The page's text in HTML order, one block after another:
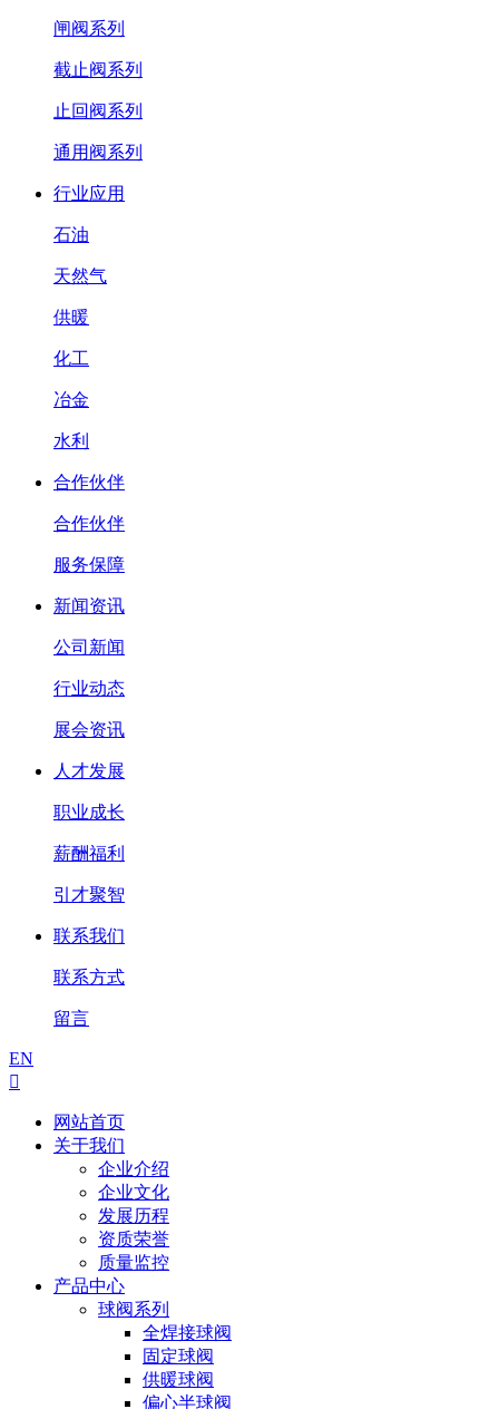
闸阀系列
截止阀系列
止回阀系列
通用阀系列
行业应用
石油
天然气
供暖
化工
冶金
水利
合作伙伴
合作伙伴
服务保障
新闻资讯
公司新闻
行业动态
展会资讯
人才发展
职业成长
薪酬福利
引才聚智
联系我们
联系方式
留言
EN

网站首页
关于我们
企业介绍
企业文化
发展历程
资质荣誉
质量监控
产品中心
球阀系列
全焊接球阀
固定球阀
供暖球阀
偏心半球阀